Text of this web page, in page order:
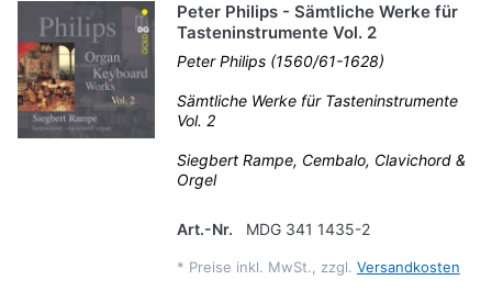
Peter Philips - Sämtliche Werke für
Tasteninstrumente Vol. 2
Peter Philips (1560/61-1628)
Sämtliche Werke für Tasteninstrumente
Vol. 2
Siegbert Rampe, Cembalo, Clavichord &
Orgel
Art.-Nr. MDG 341 1435-2
* Preise inkl. MwSt., zzgl. Versandkosten